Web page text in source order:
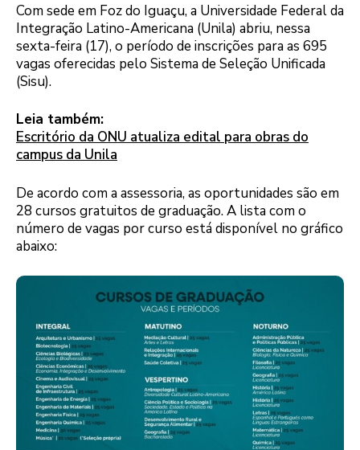
Com sede em Foz do Iguaçu, a Universidade Federal da
Integração Latino-Americana (Unila) abriu, nessa
sexta-feira (17), o período de inscrições para as 695
vagas oferecidas pelo Sistema de Seleção Unificada
(Sisu).
Leia também:
Escritório da ONU atualiza edital para obras do
campus da Unila
De acordo com a assessoria, as oportunidades são em
28 cursos gratuitos de graduação. A lista com o
número de vagas por curso está disponível no gráfico
abaixo: